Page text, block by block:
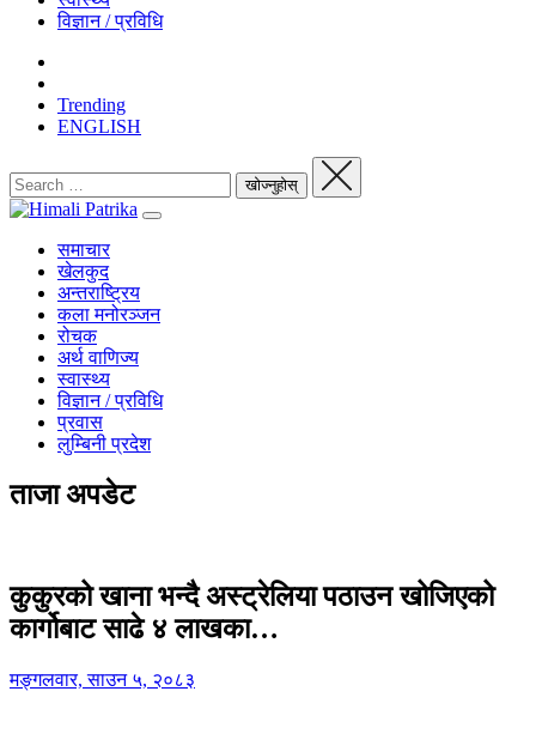
विज्ञान / प्रविधि
Trending
ENGLISH
समाचार
खेलकुद
अन्तराष्ट्रिय
कला मनोरञ्जन
रोचक
अर्थ वाणिज्य
स्वास्थ्य
विज्ञान / प्रविधि
प्रवास
लुम्बिनी प्रदेश
ताजा अपडेट
कुकुरको खाना भन्दै अस्ट्रेलिया पठाउन खोजिएको
कार्गोबाट साढे ४ लाखका…
मङ्गलवार, साउन ५, २०८३